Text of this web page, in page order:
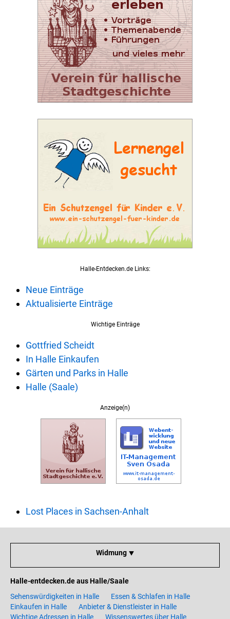
Halle-Entdecken.de Links:
Neue Einträge
Aktualisierte Einträge
Wichtige Einträge
Gottfried Scheidt
In Halle Einkaufen
Gärten und Parks in Halle
Halle (Saale)
Anzeige(n)
Lost Places in Sachsen-Anhalt
Widmung ⯆
Halle-entdecken.de aus Halle/Saale
Sehenswürdigkeiten in Halle
Essen & Schlafen in Halle
Einkaufen in Halle
Anbieter & Dienstleister in Halle
Wichtige Adressen in Halle
Wissenswertes über Halle